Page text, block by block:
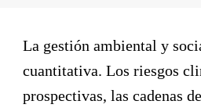
La gestión ambiental y
cuantitativa. Los riesgos
prospectivas, las cadenas